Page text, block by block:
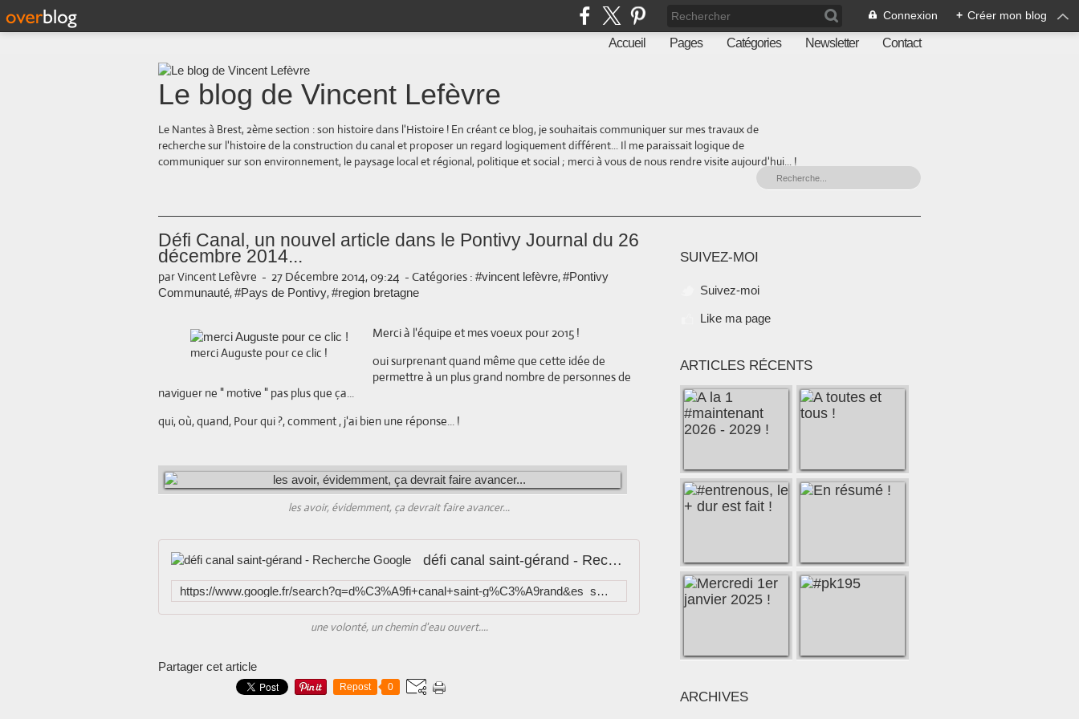
Connexion + Créer mon blog
Accueil Pages Catégories Newsletter Contact
Le blog de Vincent Lefèvre
Le Nantes à Brest, 2ème section : son histoire dans l'Histoire ! En créant ce blog, je souhaitais communiquer sur mes travaux de
recherche sur l'histoire de la construction du canal et proposer un regard logiquement différent... Il me paraissait logique de
communiquer sur son environnement, le paysage local et régional, politique et social ; merci à vous de nous rendre visite aujourd'hui... !
Défi Canal, un nouvel article dans le Pontivy Journal du 26
décembre 2014...
par Vincent Lefèvre - 27 Décembre 2014, 09:24 - Catégories : #vincent lefèvre,#Pontivy
Communauté,#Pays de Pontivy,#region bretagne
merci Auguste pour ce clic !
Merci à l'équipe et mes voeux pour 2015 !
oui surprenant quand même que cette idée de
permettre à un plus grand nombre de personnes de
naviguer ne " motive " pas plus que ça...
qui, où, quand, Pour qui ?, comment , j'ai bien une réponse... !
les avoir, évidemment, ça devrait faire avancer...
défi canal saint-gérand - Recherche Google
https://www.google.fr/search?q=d%C3%A9fi+canal+saint-g%C3%A9rand&es_sm=122&source=lnms&tbm=isch&sa=X&ei=RZCeVNWPHILmatXdgNgF&ved=0CAkQ_AUoAg&biw=1787&bih=829&dpr=0.9
une volonté, un chemin d'eau ouvert....
Partager cet article
Repost 0
SUIVEZ-MOI
Suivez-moi
Like ma page
ARTICLES RÉCENTS
ARCHIVES